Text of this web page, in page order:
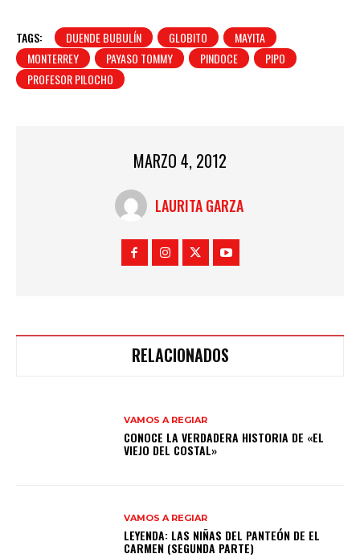
TAGS: DUENDE BUBULÍN GLOBITO
MAYITA
MONTERREY
PAYASO TOMMY PINDOCE
PIPO
PROFESOR PILOCHO
MARZO 4, 2012
LAURITA GARZA
RELACIONADOS
VAMOS A REGIAR
CONOCE LA VERDADERA HISTORIA DE «EL
VIEJO DEL COSTAL»
VAMOS A REGIAR
LEYENDA: LAS NIÑAS DEL PANTEÓN DE EL
CARMEN (SEGUNDA PARTE)